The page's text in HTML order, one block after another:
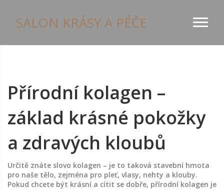
SALON KRÁSY A PÉČE
Přírodní kolagen –
základ krásné pokožky
a zdravých kloubů
Určitě znáte slovo kolagen – je to taková stavební hmota
pro naše tělo, zejména pro pleť, vlasy, nehty a klouby.
Pokud chcete být krásní a cítit se dobře, přírodní kolagen je